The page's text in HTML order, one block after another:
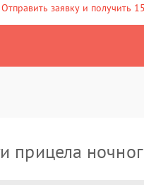
Отправить заявку и получить
прицела